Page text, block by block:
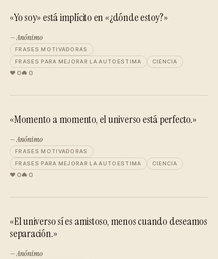
«Yo soy» está implícito en «¿dónde estoy?»
— Anónimo
FRASES MOTIVADORAS
FRASES PARA MEJORAR LA AUTOESTIMA
CIENCIA
0 0
«Momento a momento, el universo está perfecto.»
— Anónimo
FRASES MOTIVADORAS
FRASES PARA MEJORAR LA AUTOESTIMA
CIENCIA
0 0
«El universo sí es amistoso, menos cuando deseamos
separación.»
— Anónimo